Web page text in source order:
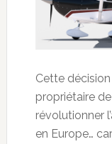
Cette
propriétaire
révolutionner
en Europe…